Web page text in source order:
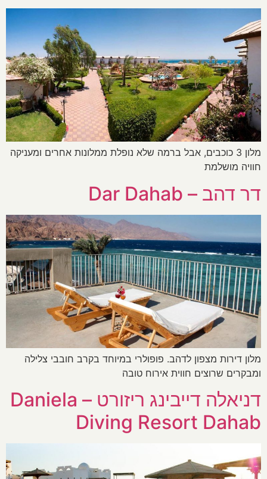
מלון 3 כוכבים, אבל ברמה שלא נופלת ממלונות אחרים ומעניקה
חוויה מושלמת
דר דהב – Dar Dahab
מלון דירות מצפון לדהב. פופולרי במיוחד בקרב חובבי צלילה
ומבקרים שרוצים חווית אירוח טובה
דניאלה דייבינג ריזורט – Daniela
Diving Resort Dahab